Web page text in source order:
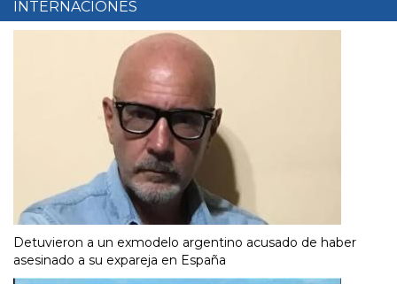
INTERNACIONES
Detuvieron a un exmodelo argentino acusado de haber
asesinado a su expareja en España